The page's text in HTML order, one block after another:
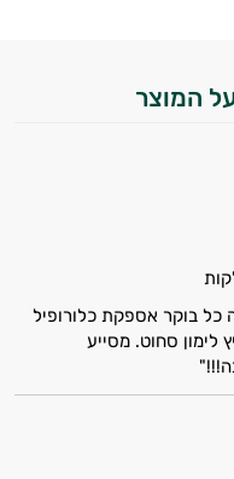
המוצר
כל בוקר אספקת כלורופיל
לימון סחוט. מסייע